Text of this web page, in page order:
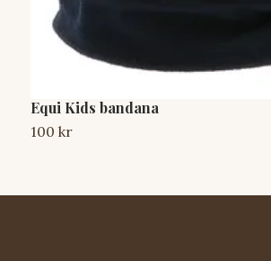
Equi Kids bandana
100 kr